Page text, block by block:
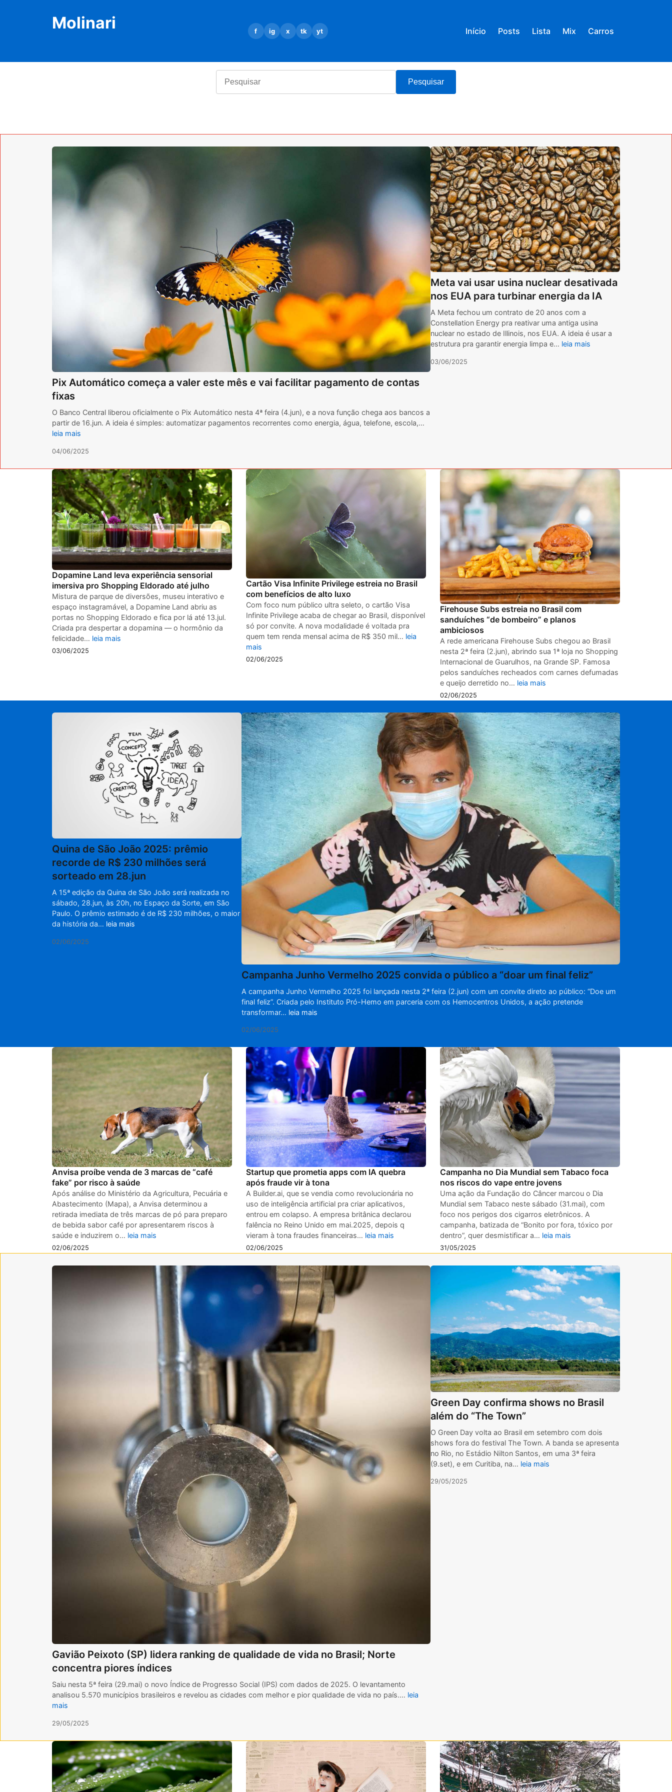
Molinari f ig x tk yt Início Posts Lista Mix Carros
Pesquisar
Pix Automático começa a valer este mês e vai facilitar pagamento de contas
fixas
O Banco Central liberou oficialmente o Pix Automático nesta 4ª feira (4.jun), e a nova função chega aos bancos a
partir de 16.jun. A ideia é simples: automatizar pagamentos recorrentes como energia, água, telefone, escola,…
leia mais
04/06/2025
Meta vai usar usina nuclear desativada
nos EUA para turbinar energia da IA
A Meta fechou um contrato de 20 anos com a
Constellation Energy pra reativar uma antiga usina
nuclear no estado de Illinois, nos EUA. A ideia é usar a
estrutura pra garantir energia limpa e… leia mais
03/06/2025
Dopamine Land leva experiência sensorial
imersiva pro Shopping Eldorado até julho
Mistura de parque de diversões, museu interativo e
espaço instagramável, a Dopamine Land abriu as
portas no Shopping Eldorado e fica por lá até 13.jul.
Criada pra despertar a dopamina — o hormônio da
felicidade… leia mais
03/06/2025
Cartão Visa Infinite Privilege estreia no Brasil
com benefícios de alto luxo
Com foco num público ultra seleto, o cartão Visa
Infinite Privilege acaba de chegar ao Brasil, disponível
só por convite. A nova modalidade é voltada pra
quem tem renda mensal acima de R$ 350 mil… leia
mais
02/06/2025
Firehouse Subs estreia no Brasil com
sanduíches “de bombeiro” e planos
ambiciosos
A rede americana Firehouse Subs chegou ao Brasil
nesta 2ª feira (2.jun), abrindo sua 1ª loja no Shopping
Internacional de Guarulhos, na Grande SP. Famosa
pelos sanduíches recheados com carnes defumadas
e queijo derretido no… leia mais
02/06/2025
Quina de São João 2025: prêmio
recorde de R$ 230 milhões será
sorteado em 28.jun
A 15ª edição da Quina de São João será realizada no
sábado, 28.jun, às 20h, no Espaço da Sorte, em São
Paulo. O prêmio estimado é de R$ 230 milhões, o maior
da história da… leia mais
02/06/2025
Campanha Junho Vermelho 2025 convida o público a “doar um final feliz”
A campanha Junho Vermelho 2025 foi lançada nesta 2ª feira (2.jun) com um convite direto ao público: “Doe um
final feliz”. Criada pelo Instituto Pró-Hemo em parceria com os Hemocentros Unidos, a ação pretende
transformar… leia mais
02/06/2025
Anvisa proíbe venda de 3 marcas de “café
fake” por risco à saúde
Após análise do Ministério da Agricultura, Pecuária e
Abastecimento (Mapa), a Anvisa determinou a
retirada imediata de três marcas de pó para preparo
de bebida sabor café por apresentarem riscos à
saúde e induzirem o… leia mais
02/06/2025
Startup que prometia apps com IA quebra
após fraude vir à tona
A Builder.ai, que se vendia como revolucionária no
uso de inteligência artificial pra criar aplicativos,
entrou em colapso. A empresa britânica declarou
falência no Reino Unido em mai.2025, depois q
vieram à tona fraudes financeiras… leia mais
02/06/2025
Campanha no Dia Mundial sem Tabaco foca
nos riscos do vape entre jovens
Uma ação da Fundação do Câncer marcou o Dia
Mundial sem Tabaco neste sábado (31.mai), com
foco nos perigos dos cigarros eletrônicos. A
campanha, batizada de “Bonito por fora, tóxico por
dentro”, quer desmistificar a… leia mais
31/05/2025
Gavião Peixoto (SP) lidera ranking de qualidade de vida no Brasil; Norte
concentra piores índices
Saiu nesta 5ª feira (29.mai) o novo Índice de Progresso Social (IPS) com dados de 2025. O levantamento
analisou 5.570 municípios brasileiros e revelou as cidades com melhor e pior qualidade de vida no país.… leia
mais
29/05/2025
Green Day confirma shows no Brasil
além do “The Town”
O Green Day volta ao Brasil em setembro com dois
shows fora do festival The Town. A banda se apresenta
no Rio, no Estádio Nilton Santos, em uma 3ª feira
(9.set), e em Curitiba, na… leia mais
29/05/2025